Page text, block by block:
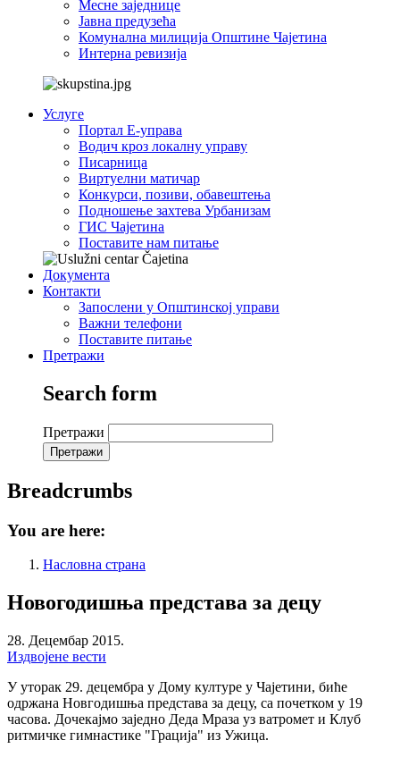
Месне заједнице
Јавна предузећа
Комунална милиција Општине Чајетина
Интерна ревизија
Услуге
Портал Е-управа
Водич кроз локалну управу
Писарница
Виртуелни матичар
Конкурси, позиви, обавештења
Подношење захтева Урбанизам
ГИС Чајетина
Поставите нам питање
Документа
Контакти
Запослени у Општинској управи
Важни телефони
Поставите питање
Претражи
Search form
Претражи
Breadcrumbs
You are here:
Насловна страна
Новогодишња представа за децу
28. Децембар 2015.
Издвојене вести
У уторак 29. децембра у Дому културе у Чајетини, биће
одржана Новгодишња представа за децу, са почетком у 19
часова. Дочекајмо заједно Деда Мраза уз ватромет и Клуб
ритмичке гимнастике "Грација" из Ужица.